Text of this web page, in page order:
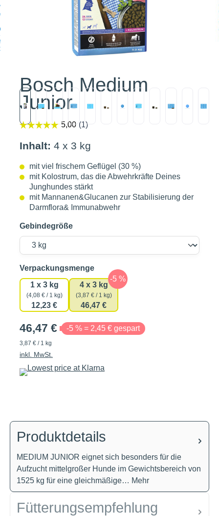
Bosch Medium
Junior
Inhalt: 4 x 3 kg
mit viel frischem Geflügel (30 %)
mit Kolostrum, das die Abwehrkräfte Deines
Junghundes stärkt
mit Mannanen&Glucanen zur Stabilisierung der
Darmflora& Immunabwehr
Gebindegröße
Verpackungsmengeauswählen
1 x 3 kg
(4,08 € / 1 kg)
12,23 €
4 x 3 kg
(3,87 € / 1 kg)
46,47 €
46,47 € -5 % = 2,45 € gespart
3,87 € / 1 kg
inkl. MwSt.
Produktdetails
MEDIUM JUNIOR eignet sich besonders für die
Aufzucht mittelgroßer Hunde im Gewichtsbereich von
1525 kg für eine gleichmäßige… Mehr
Fütterungsempfehlung